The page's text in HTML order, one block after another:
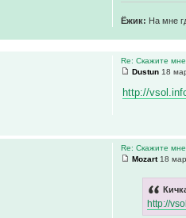
Ёжик: На мне
Re: Скажите
Dustun 18
http://
Re: Скажите
Mozart18 мар
http://